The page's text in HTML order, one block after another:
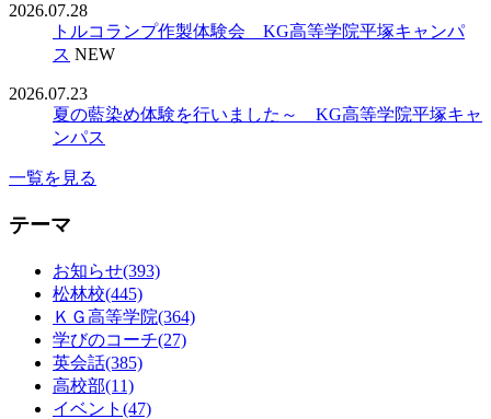
2026.07.28
トルコランプ作製体験会 KG高等学院平塚キャンパ
ス NEW
2026.07.23
夏の藍染め体験を行いました～ KG高等学院平塚キャ
ンパス
一覧を見る
テーマ
お知らせ(393)
松林校(445)
ＫＧ高等学院(364)
学びのコーチ(27)
英会話(385)
高校部(11)
イベント(47)